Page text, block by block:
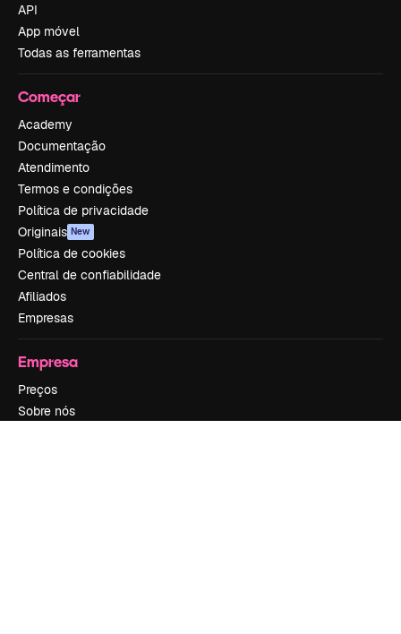
API
App móvel
Todas as ferramentas
Começar
Academy
Documentação
Atendimento
Termos e condições
Política de privacidade
Originais New
Política de cookies
Central de confiabilidade
Afiliados
Empresas
Empresa
Preços
Sobre nós